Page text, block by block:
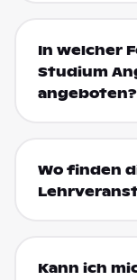
In welcher
Studium
angeboten?
Wo finden
Kann ich